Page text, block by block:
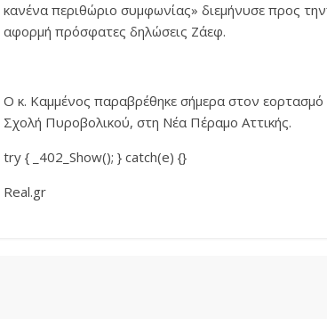
κανένα περιθώριο συμφωνίας» διεμήνυσε προς
αφορμή πρόσφατες δηλώσεις Ζάεφ.
Ο κ. Καμμένος παραβρέθηκε σήμερα στον
Σχολή Πυροβολικού, στη Νέα Πέραμο Αττικής.
try { _402_Show(); } catch(e) {}
Real.gr